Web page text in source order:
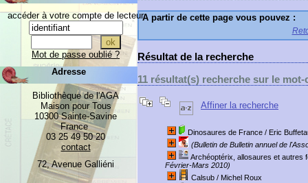
A partir de cette page vous pouvez :
Résultat de la recherche
11 résultat(s) recherche sur le
Affiner la recherche
Dinosaures de France / Eric
(Bulletin de Bulletin annuel de
Archéoptérix, allosaures et autres
Février-Mars 2010)
Calsub / Michel Roux
accéder à votre compte de lecteur
Mot de passe oublié ?
Adresse
Bibliothèque de l'AGA
Maison pour Tous
10300 Sainte-Savine
France
03 25 49 50 20
contact
72, Avenue Galliéni